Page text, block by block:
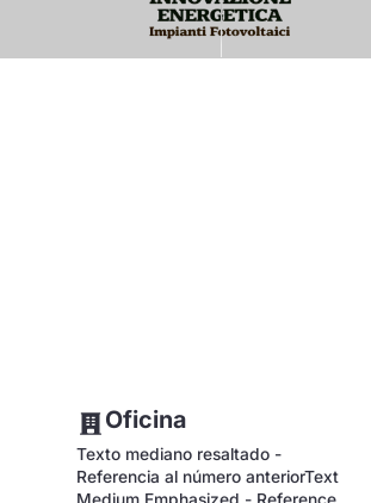
Oficina
Texto mediano resaltado -
Referencia al número anteriorText